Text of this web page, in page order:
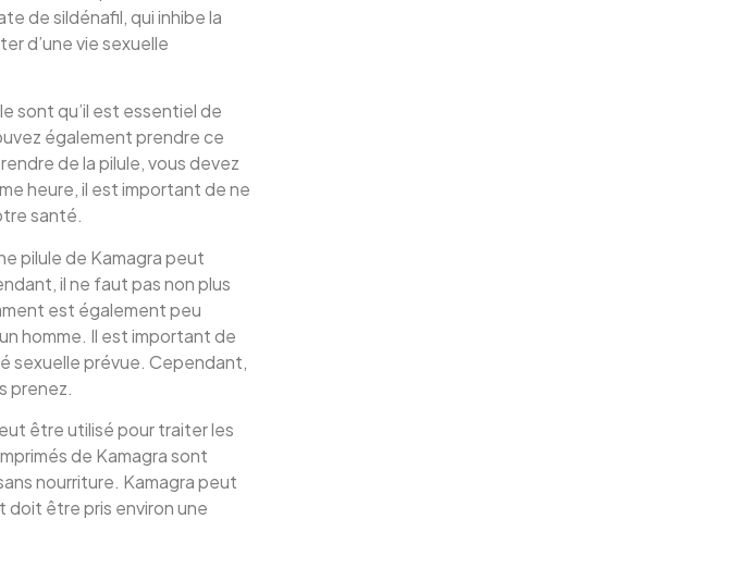
de sildénafil, qui inhibe la
d’une vie sexuelle
sont qu’il est essentiel de
également prendre ce
de la pilule, vous devez
heure, il est important de ne
santé.
pilule de Kamagra peut
il ne faut pas non plus
est également peu
homme. Il est important de
sexuelle prévue. Cependant,
prenez.
être utilisé pour traiter les
de Kamagra sont
nourriture. Kamagra peut
doit être pris environ une